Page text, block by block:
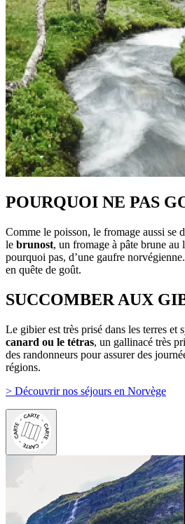
POURQUOI NE PAS
Comme le poisson, le fromage aussi se
le brunost, un fromage à pâte brune au
pourquoi pas, d’une gaufre
en quête de goût.
SUCCOMBER AUX
Le gibier est très prisé dans les terres
canard ou le tétras, un gallinacé très
des randonneurs pour assurer des
régions.
> Découvrir nos séjours en Norvège